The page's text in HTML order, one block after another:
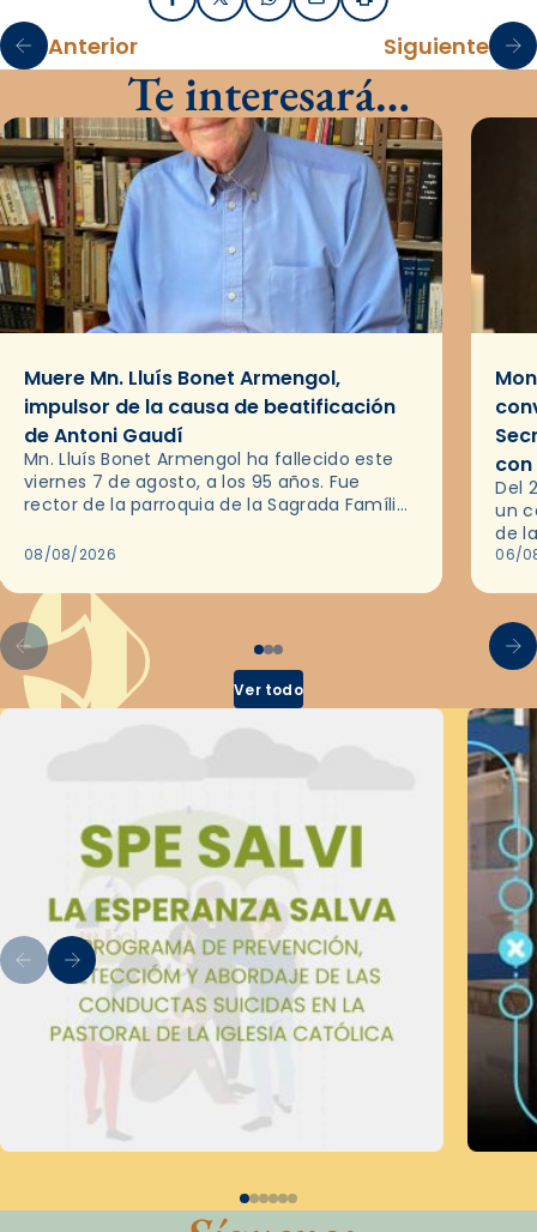
Anterior Siguiente
Te interesará…
Muere Mn. Lluís Bonet Armengol,
impulsor de la causa de beatificación
de Antoni Gaudí
Mn. Lluís Bonet Armengol ha fallecido este
viernes 7 de agosto, a los 95 años. Fue
rector de la parroquia de la Sagrada Família
08/08/2026
Del
un
de
en
06/
Ver todo